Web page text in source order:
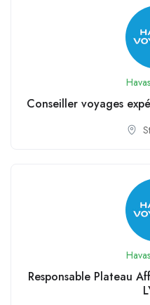
Conseiller voyages
Responsable Plateau